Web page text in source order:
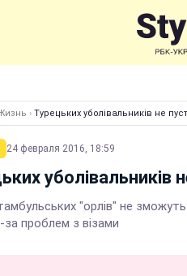
› Турецьких уболівальників не
24 февраля 2016, 18:59
уболівальників
"орлів" не
за проблем з візами